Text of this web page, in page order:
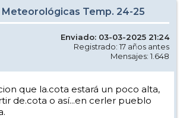
Meteorológicas Temp. 24-25
Enviado: 03-03-2025 21:24
Registrado: 17 años antes
Mensajes: 1.648
que la.cota estará un poco alta,
de.cota o así...en cerler pueblo